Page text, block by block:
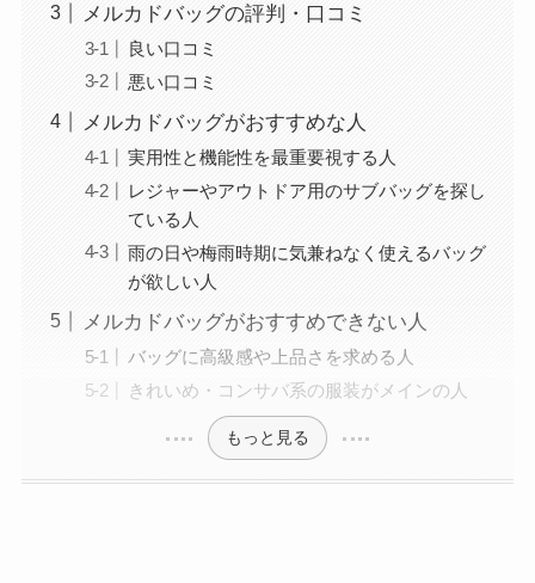
メルカドバッグの評判・口コミ
良い口コミ
悪い口コミ
メルカドバッグがおすすめな人
実用性と機能性を最重要視する人
レジャーやアウトドア用のサブバッグを探し
ている人
雨の日や梅雨時期に気兼ねなく使えるバッグ
が欲しい人
メルカドバッグがおすすめできない人
バッグに高級感や上品さを求める人
きれいめ・コンサバ系の服装がメインの人
もっと見る